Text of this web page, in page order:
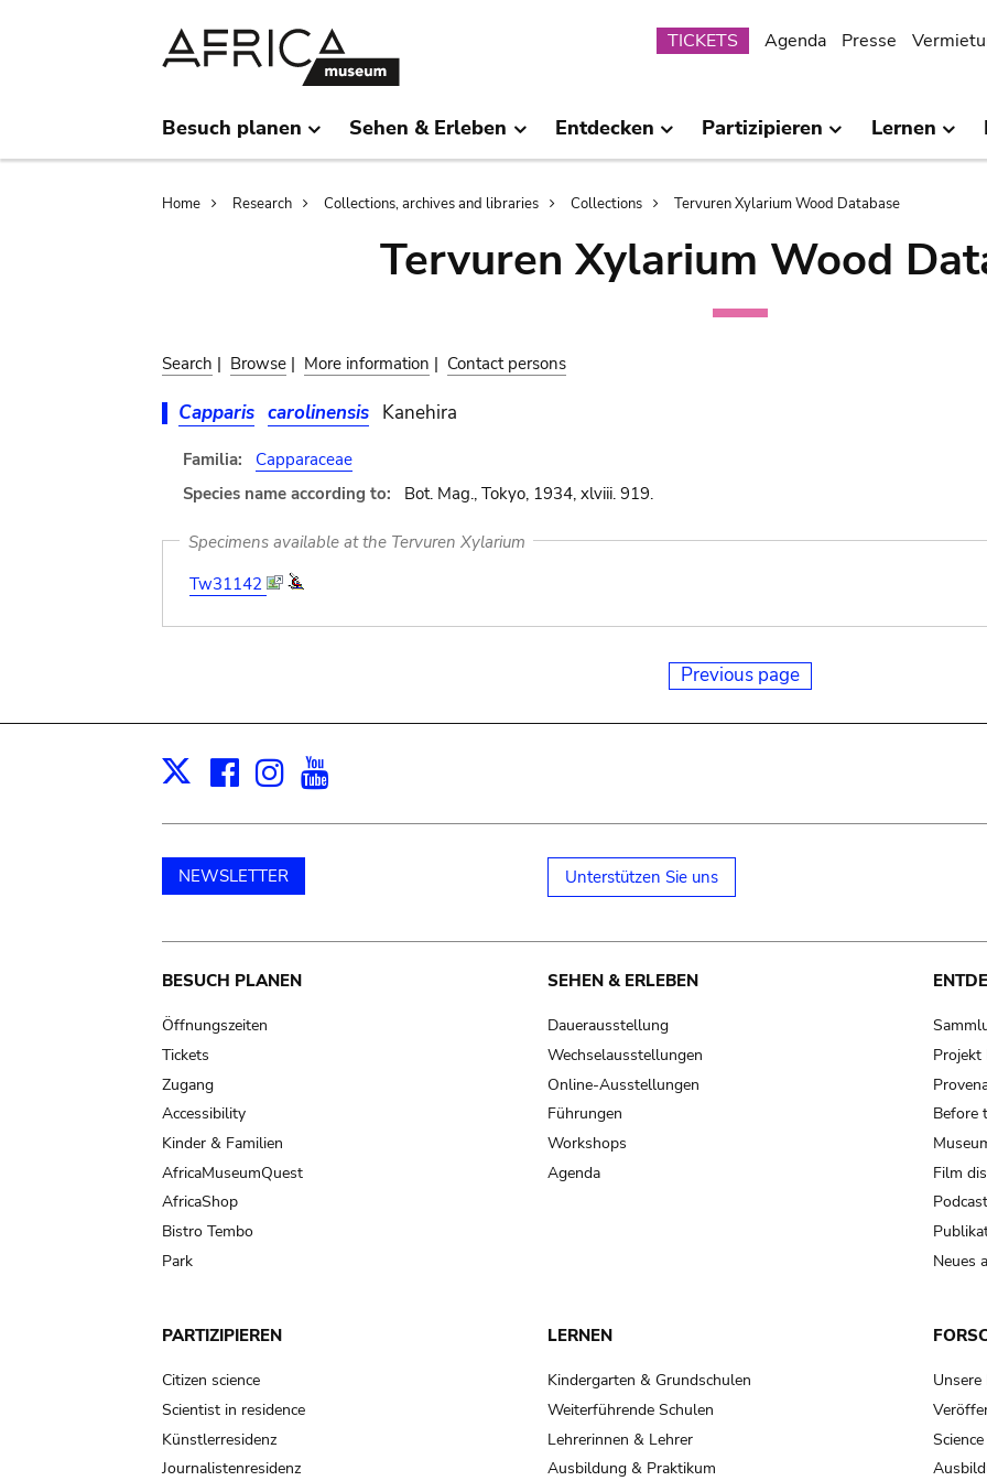
Submenu
TICKETS Agenda Presse
Besuch planen Sehen & Erleben Entdecken Partizipieren Lernen
Breadcrumb
Home Research Collections, archives and libraries Collections Tervuren Xylarium Wood Database
Tervuren Xylarium Wood
Search | Browse | More information | Contact persons
Capparis carolinensis Kanehira
Familia:
Capparaceae
Species name according to:
Bot. Mag., Tokyo, 1934, xlviii. 919.
Specimens available at the Tervuren Xylarium
Tw31142
Previous page
X Facebook
Instagram
NEWSLETTER Unterstützen Sie uns
Main
navigation
BESUCH PLANEN
Öffnungszeiten
Tickets
Zugang
Accessibility
Kinder & Familien
AfricaMuseumQuest
AfricaShop
Bistro Tembo
Park
SEHEN & ERLEBEN
Dauerausstellung
Wechselausstellungen
Online-Ausstellungen
Führungen
Workshops
Agenda
Projekt
Before
Film
Neues
PARTIZIPIEREN
Citizen science
Scientist in residence
Künstlerresidenz
Journalistenresidenz
LERNEN
Kindergarten & Grundschulen
Weiterführende Schulen
Lehrerinnen & Lehrer
Ausbildung & Praktikum